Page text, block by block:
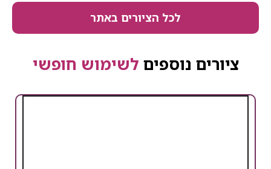
לכל הציורים באתר
ציורים נוספים לשימוש חופשי